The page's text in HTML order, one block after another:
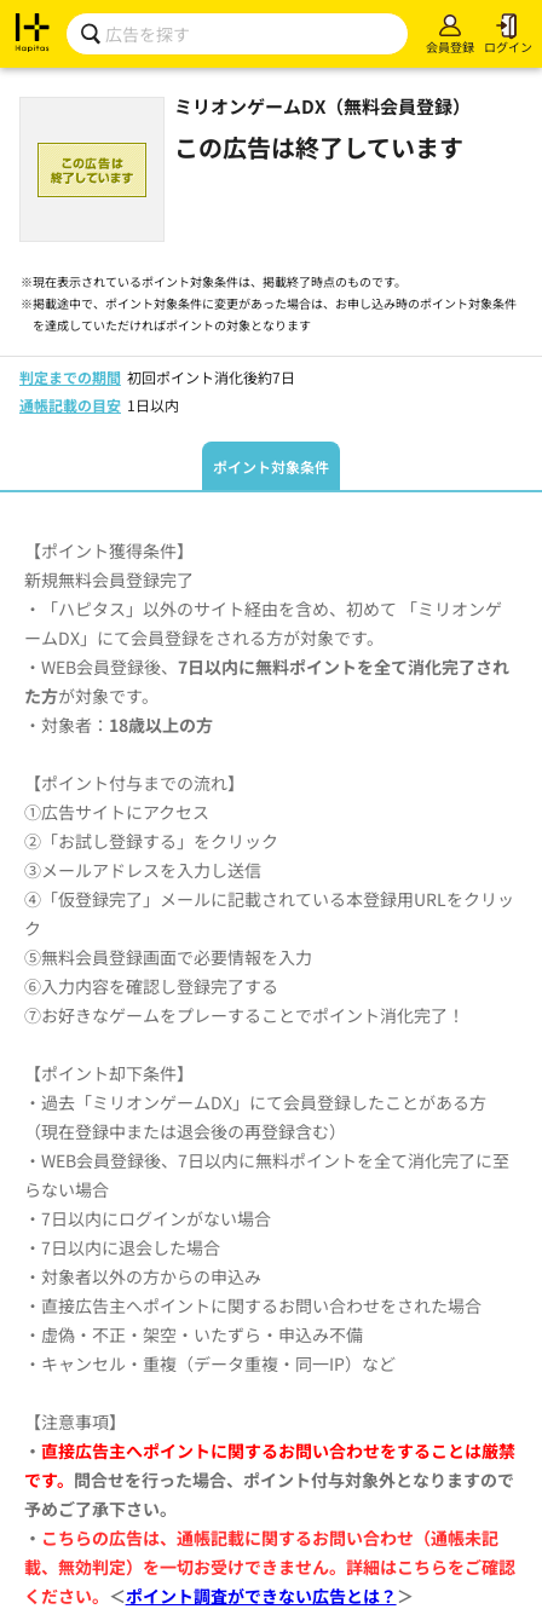
会員登録 ログイン
ミリオンゲームDX（無料会員登録）
この広告は終了しています
※現在表示されているポイント対象条件は、掲載終了時点のものです。
※掲載途中で、ポイント対象条件に変更があった場合は、お申し込み時のポイント対象条件
を達成していただければポイントの対象となります
判定までの期間 初回ポイント消化後約7日
通帳記載の目安 1日以内
ポイント対象条件
【ポイント獲得条件】
新規無料会員登録完了
・「ハピタス」以外のサイト経由を含め、初めて 「ミリオンゲ
ームDX」にて会員登録をされる方が対象です。
・WEB会員登録後、 7日以内に無料ポイントを全て消化完了され
た方が対象です。
・対象者： 18歳以上の方
【ポイント付与までの流れ】
①広告サイトにアクセス
②「お試し登録する」をクリック
③メールアドレスを入力し送信
④「仮登録完了」メールに記載されている本登録用URLをクリッ
ク
⑤無料会員登録画面で必要情報を入力
⑥入力内容を確認し登録完了する
⑦お好きなゲームをプレーすることでポイント消化完了！
【ポイント却下条件】
・過去「ミリオンゲームDX」にて会員登録したことがある方
（現在登録中または退会後の再登録含む）
・WEB会員登録後、7日以内に無料ポイントを全て消化完了に至
らない場合
・7日以内にログインがない場合
・7日以内に退会した場合
・対象者以外の方からの申込み
・直接広告主へポイントに関するお問い合わせをされた場合
・虚偽・不正・架空・いたずら・申込み不備
・キャンセル・重複（データ重複・同一IP）など
【注意事項】
・ 直接広告主へポイントに関するお問い合わせをすることは厳禁
です。 問合せを行った場合、ポイント付与対象外となりますので
予めご了承下さい。
・ こちらの広告は、通帳記載に関するお問い合わせ（通帳未記
載、無効判定）を一切お受けできません。 詳細はこちらをご確認
ください。 ＜ポイント調査ができない広告とは？ ＞